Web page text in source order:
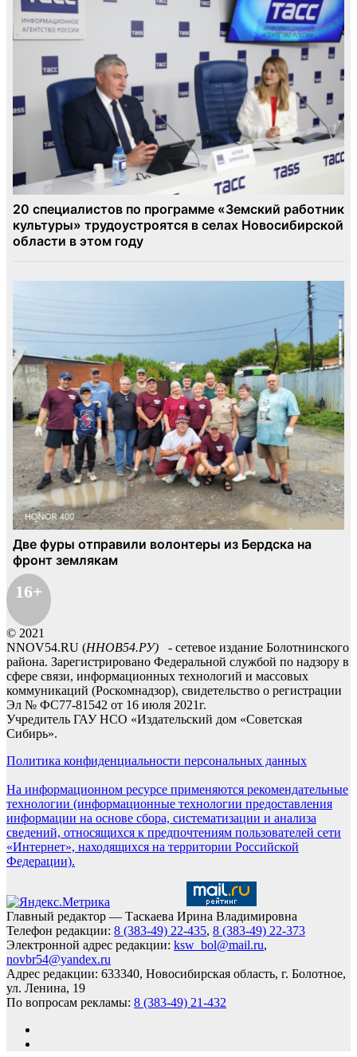
16+
© 2021
NNOV54.RU (ННОВ54.РУ) - сетевое издание Болотнинского
района. Зарегистрировано Федеральной службой по надзору в
сфере связи, информационных технологий и массовых
коммуникаций (Роскомнадзор), свидетельство о регистрации
Эл № ФС77-81542 от 16 июля 2021г.
Учредитель ГАУ НСО «Издательский дом «Советская
Сибирь».
Политика конфиденциальности персональных данных
На информационном ресурсе применяются рекомендательные
технологии (информационные технологии предоставления
информации на основе сбора, систематизации и анализа
сведений, относящихся к предпочтениям пользователей сети
«Интернет», находящихся на территории Российской
Федерации).
Главный редактор — Таскаева Ирина Владимировна
Телефон редакции: 8 (383-49) 22-435, 8 (383-49) 22-373
Электронной адрес редакции: ksw_bol@mail.ru,
novbr54@yandex.ru
Адрес редакции: 633340, Новосибирская область, г. Болотное,
ул. Ленина, 19
По вопросам рекламы: 8 (383-49) 21-432